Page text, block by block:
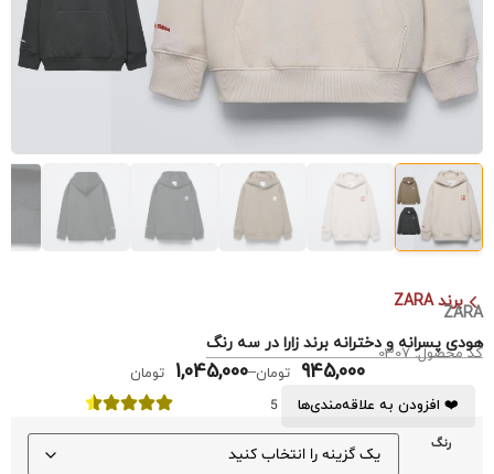
برند ZARA
ZARA
هودی پسرانه و دخترانه برند زارا در سه رنگ
کد محصول: 0307
945,000 تومان–
1,045,000
تومان
❤️ افزودن به علاقه‌مندی‌ها
5
رنگ